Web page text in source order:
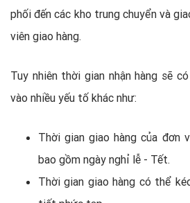
phối đến các kho trung chuyển và
viên giao hàng.
Tuy nhiên thời gian nhận hàng sẽ
vào nhiều yếu tố khác như:
Thời gian giao hàng của đơn
bao gồm ngày nghỉ lễ - Tết.
Thời gian giao hàng có thể